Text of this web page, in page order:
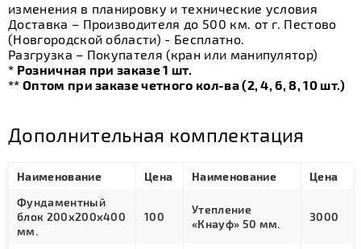
изменения в планировку и технические условия
Доставка – Производителя до 500 км. от г. Пестово
(Новгородской области) - Бесплатно.
Разгрузка – Покупателя (кран или манипулятор)
* Розничная при заказе 1 шт.
** Оптом при заказе четного кол-ва (2, 4, 6, 8, 10 шт.)
Дополнительная комплектация
Наименование Цена Наименование
Цена
Фундаментный
блок 200х200х400
мм.
100
Утепление
«Кнауф» 50 мм.
3000